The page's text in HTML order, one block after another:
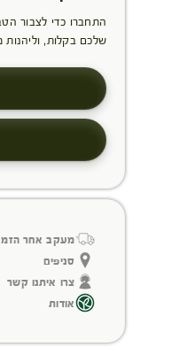
התחברו כדי לצבור
שלכם בקלות,
מעקב אחר
סניפים
צרו איתנו קשר
אודות